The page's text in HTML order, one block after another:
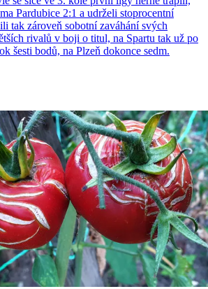
Pardubice 2:1 a udrželi stoprocentní
tak zároveň sobotní zaváhání svých
rivalů v boji o titul, na Spartu tak už po
šesti bodů, na Plzeň dokonce sedm.